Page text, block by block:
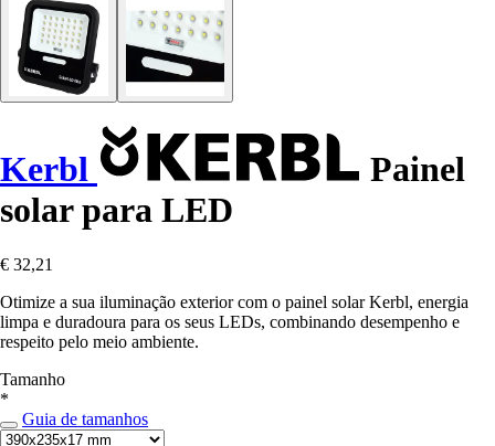
Kerbl
Painel
solar para LED
€ 32,21
Otimize a sua iluminação exterior com o painel solar Kerbl, energia
limpa e duradoura para os seus LEDs, combinando desempenho e
respeito pelo meio ambiente.
Tamanho
*
Guia de tamanhos